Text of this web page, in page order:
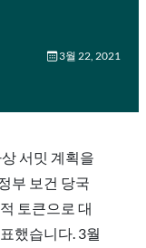
3월 22, 2021
서밋 계획을
부 보건 당국
토큰으로 대
했습니다. 3월